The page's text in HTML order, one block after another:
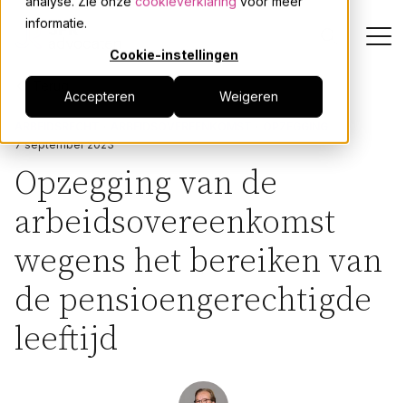
informatie.
Cookie-instellingen
Accepteren Weigeren
Dienstverlening
Onze mensen
Actueel
Over JPR
Events
7 september 2023
Opzegging van de
arbeidsovereenkomst
wegens het bereiken van
de pensioengerechtigde
leeftijd